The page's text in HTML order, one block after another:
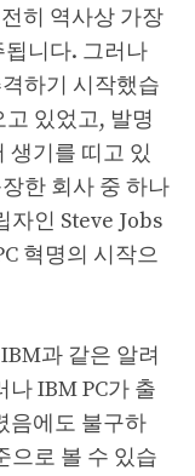
히 역사상 가장
니다. 그러나
하기 시작했습
있었고, 발명
생기를 띠고 있
한 회사 중 하나
인 Steve Jobs
혁명의 시작으
과 같은 알려
나 IBM PC가 출
음에도 불구하
으로 볼 수 있습